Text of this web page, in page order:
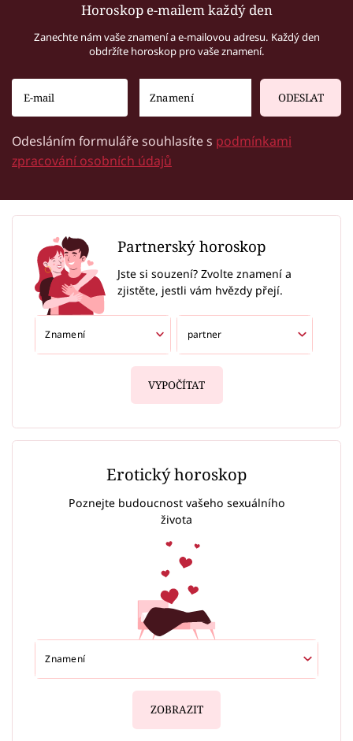
Horoskop e-mailem každý den
Zanechte nám vaše znamení a e-mailovou adresu. Každý den
obdržíte horoskop pro vaše znamení.
ODESLAT
Odesláním formuláře souhlasíte s podmínkami
zpracování osobních údajů
Partnerský horoskop
Jste si souzení? Zvolte znamení a
zjistěte, jestli vám hvězdy přejí.
VYPOČÍTAT
Erotický horoskop
Poznejte budoucnost vašeho sexuálního
života
ZOBRAZIT